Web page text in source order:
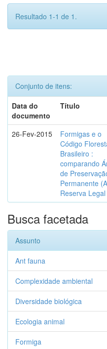
Resultado 1-1 de 1.
Conjunto de itens:
Data do
documento
Título
26-Fev-2015
Formigas e o
Código
Brasileiro :
comparando
de
Permanente
Reserva
Busca facetada
Assunto
Ant fauna
Complexidade ambiental
Diversidade biológica
Ecologia animal
Formiga